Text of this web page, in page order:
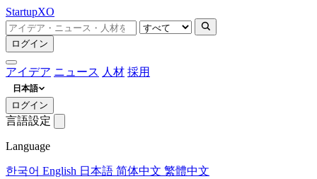
StartupXO
ログイン
アイデア ニュース 人材 採用
日本語
ログイン
言語設定
Language
한국어 English 日本語 简体中文 繁體中文